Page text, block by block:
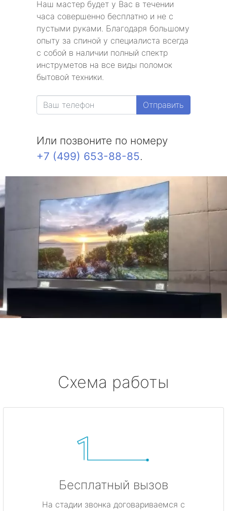
Наш мастер будет у Вас в течении
часа совершенно бесплатно и не с
пустыми руками. Благодаря большому
опыту за спиной у специалиста всегда
с собой в наличии полный спектр
инструметов на все виды поломок
бытовой техники.
Отправить
Или позвоните по номеру
+7 (499) 653-88-85.
Схема работы
Бесплатный вызов
На стадии звонка договариваемся с